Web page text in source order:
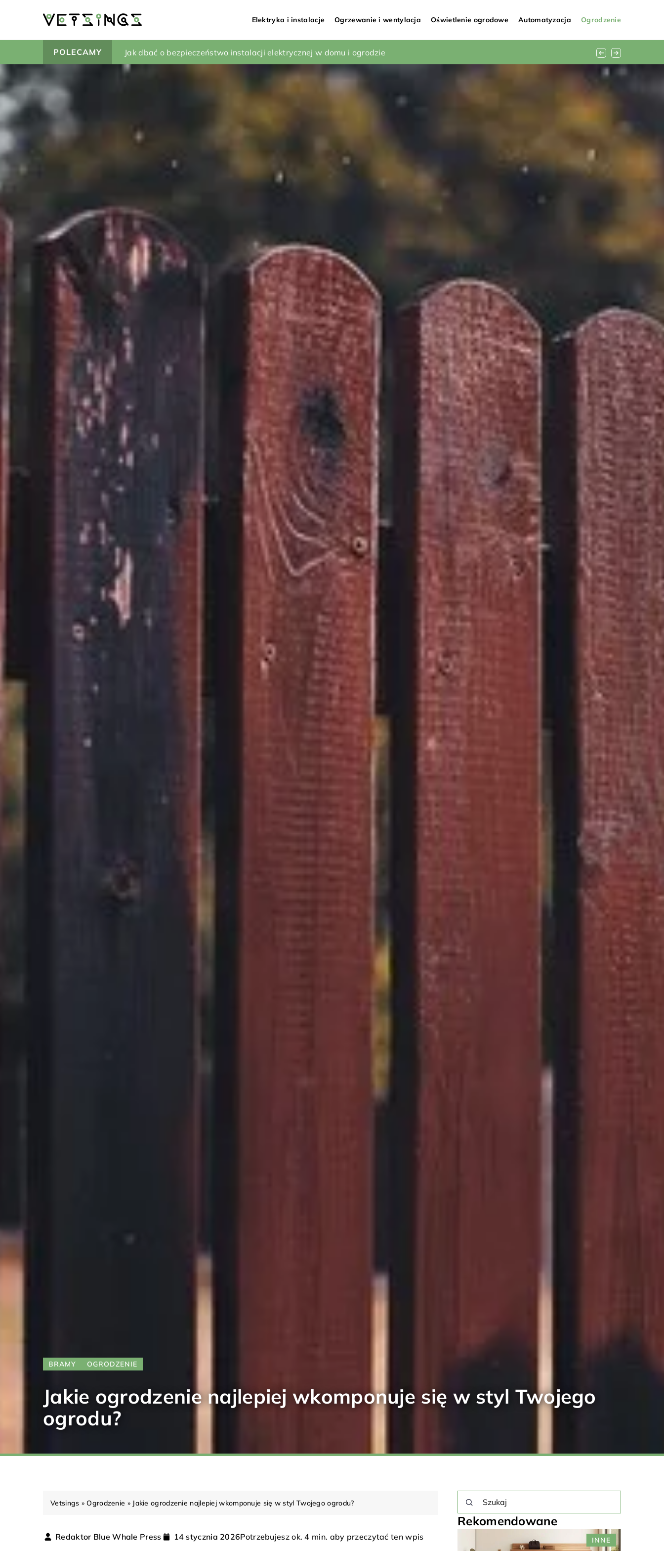
Elektryka i instalacje Ogrzewanie i wentylacja Oświetlenie ogrodowe Automatyzacja Ogrodzenie
POLECAMY Jak wybrać odpowiedni anemostat do domu?
Jak dbać o bezpieczeństwo instalacji elektrycznej w domu i ogrodzie
Jak wybrać idealne łóżko tapicerowane do nowoczesnej sypialni?
BRAMY OGRODZENIE
Jakie ogrodzenie najlepiej wkomponuje się w styl Twojego
ogrodu?
Vetsings »Ogrodzenie » Jakie ogrodzenie najlepiej wkomponuje się w styl Twojego ogrodu?
Redaktor Blue Whale Press 14 stycznia 2026Potrzebujesz ok. 4 min. aby przeczytać ten wpis
Rekomendowane
OGRZEWANIE I WENTYLACJA
OGRZEWANIE I WENTYLACJA
OGRZEWANIE I WENTYLACJA